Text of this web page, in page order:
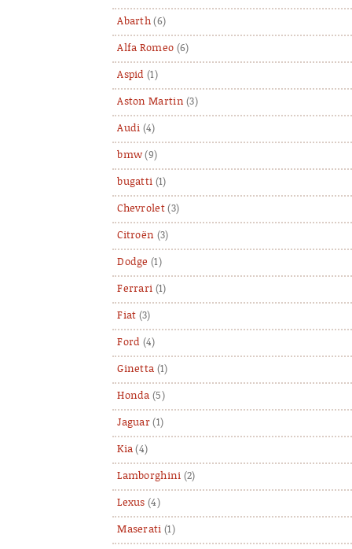
Abarth (6)
Alfa Romeo (6)
Aspid (1)
Aston Martin (3)
Audi (4)
bmw (9)
bugatti (1)
Chevrolet(3)
Citroën (3)
Dodge (1)
Ferrari (1)
Fiat (3)
Ford (4)
Ginetta (1)
Honda (5)
Jaguar (1)
Kia (4)
Lamborghini (2)
Lexus (4)
Maserati (1)